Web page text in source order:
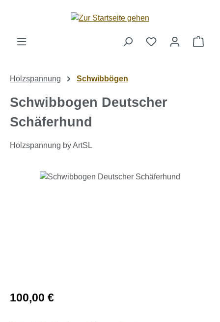
Zum Hauptinhalt springen
Holzspannung Schwibbögen
Schwibbogen Deutscher
Schäferhund
Holzspannung by ArtSL
Bildergalerie überspringen
Regulärer Preis:
100,00 €